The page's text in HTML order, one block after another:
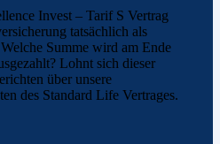
Invest – Tarif S Vertrag
tatsächlich als
Summe wird am Ende
Lohnt sich dieser
über unsere
des Standard Life Vertrages.